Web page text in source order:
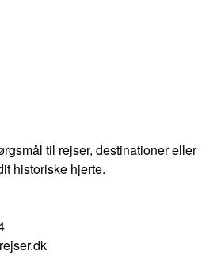
til rejser, destinationer eller
historiske hjerte.